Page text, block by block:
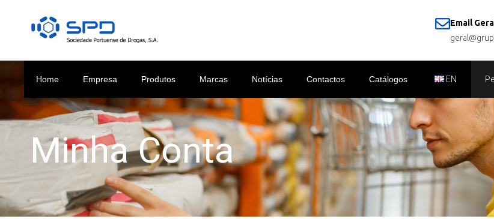
Email
Home Empresa Produtos Marcas Notícias Contactos Catálogos EN
Minha Conta